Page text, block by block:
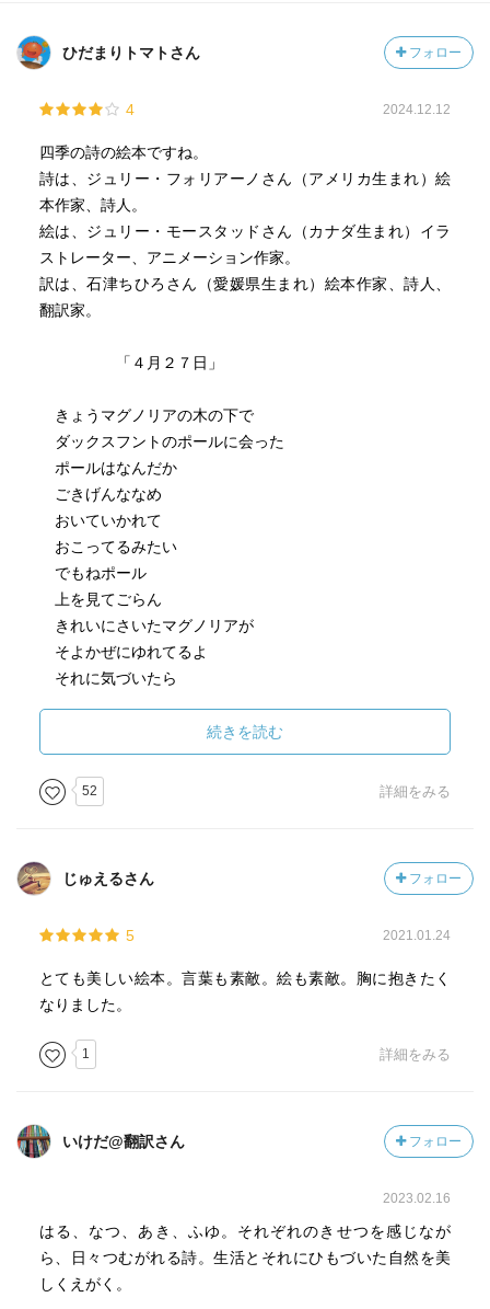
ひだまりトマトさん フォロー
4 2024.12.12
四季の詩の絵本ですね。
詩は、ジュリー・フォリアーノさん（アメリカ生まれ）絵
本作家、詩人。
絵は、ジュリー・モースタッドさん（カナダ生まれ）イラ
ストレーター、アニメーション作家。
訳は、石津ちひろさん（愛媛県生まれ）絵本作家、詩人、
翻訳家。
「４月２７日」
きょうマグノリアの木の下で
ダックスフントのポールに会った
ポールはなんだか
ごきげんななめ
おいていかれて
おこってるみたい
でもねポール
上を見てごらん
きれいにさいたマグノリアが
そよかぜにゆれてるよ
それに気づいたら
木陰につながれてるのも
そうわるくはない………って
だっていまは
「７月１０日」
緑のトマトが赤くなるころ
ひろい空に
緑のトマトが赤くなるころ
とつぜん目ざめた
まぶしくかがやいているだろう
緑のトマトが赤くなるころ
ピイピイ鳴いているだろう
緑のトマトが赤くなるころ
ひまわりの花が
続きを読む
52 詳細をみる
じゅえるさん フォロー
5 2021.01.24
とても美しい絵本。言葉も素敵。絵も素敵。胸に抱きたく
なりました。
1 詳細をみる
いけだ@翻訳さん フォロー
2023.02.16
はる、なつ、あき、ふゆ。それぞれのきせつを感じなが
ら、日々つむがれる詩。生活とそれにひもづいた自然を美
しくえがく。